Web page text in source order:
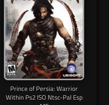
Prince of Persia: Warrior
Within Ps2 ISO Ntsc-Pal Esp